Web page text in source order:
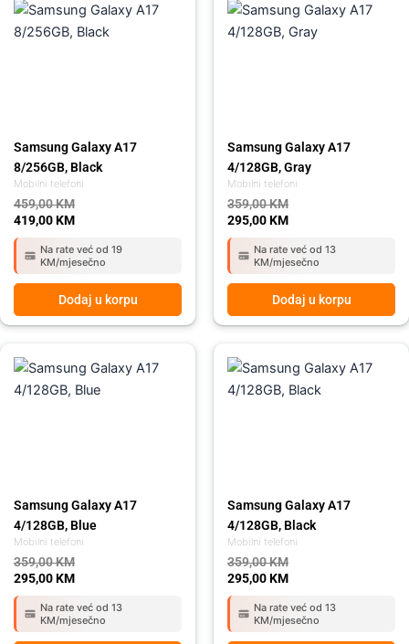
Mobilni telefoni
Samsung Galaxy A17
8/256GB, Black
459,00KM
price
was:
459,00 KM.
419,00KM
price
is:
419,00 KM.
Na rate već od 19
KM/mjesečno
Dodaj u korpu
Mobilni telefoni
Samsung Galaxy A17
4/128GB, Gray
359,00KM
price
was:
359,00 KM.
295,00KM
price
is:
295,00 KM.
Na rate već od 13
KM/mjesečno
Dodaj u korpu
Mobilni telefoni
Samsung Galaxy A17
4/128GB, Blue
359,00KM
price
was:
359,00 KM.
295,00KM
price
is:
295,00 KM.
Na rate već od 13
KM/mjesečno
Mobilni telefoni
Samsung Galaxy A17
4/128GB, Black
359,00KM
price
was:
359,00 KM.
295,00KM
price
is:
295,00 KM.
Na rate već od 13
KM/mjesečno